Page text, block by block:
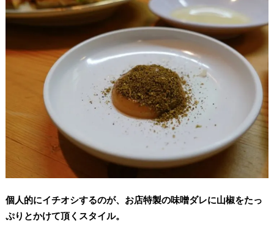
個人的にイチオシするのが、お店特製の味噌ダレに山椒をたっ
ぷりとかけて頂くスタイル。